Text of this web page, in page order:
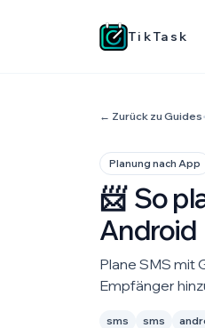
TikTask
← Zurück zu Guides•
Planung nach App
📨 So
Android
Plane SMS mit
Empfänger
sms sms